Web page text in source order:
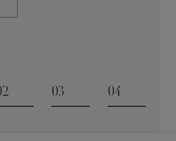
1
03
04